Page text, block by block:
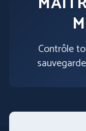
Contrôle